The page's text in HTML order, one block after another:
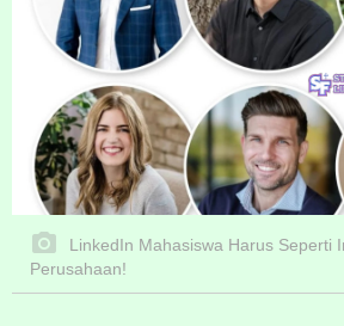
LinkedIn Mahasiswa Harus Seperti
Perusahaan!